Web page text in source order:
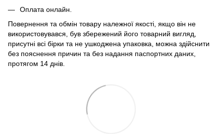
Оплата онлайн.
Повернення та обмін товару належної якості, якщо він не
використовувався, був збережений його товарний вигляд,
присутні всі бірки та не ушкоджена упаковка, можна здійснити
без пояснення причин та без надання паспортних даних,
протягом 14 днів.